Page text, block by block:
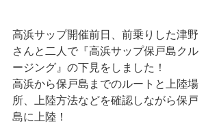
高浜サップ開催前日、前乗りした津野
さんと二人で『高浜サップ保戸島クル
ージング』の下見をしました！
高浜から保戸島までのルートと上陸場
所、上陸方法などを確認しながら保戸
島に上陸！